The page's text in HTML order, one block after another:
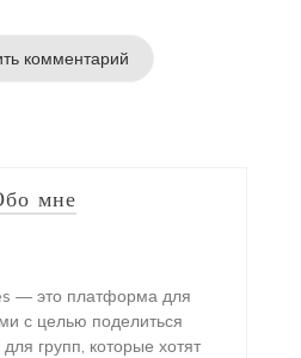
мне
— это платформа для
с целью поделиться
групп, которые хотят